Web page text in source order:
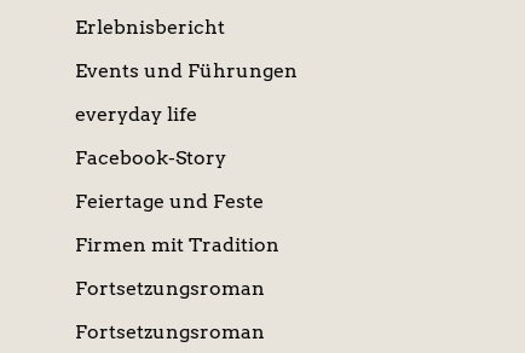
Erlebnisbericht
Events und Führungen
everyday life
Facebook-Story
Feiertage und Feste
Firmen mit Tradition
Fortsetzungsroman
Fortsetzungsroman